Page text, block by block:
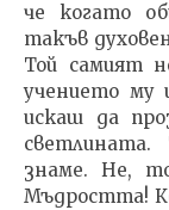
че когато
такъв
Той самият
учението му
искаш да
светлината.
знаме. Не,
Мъдростта!